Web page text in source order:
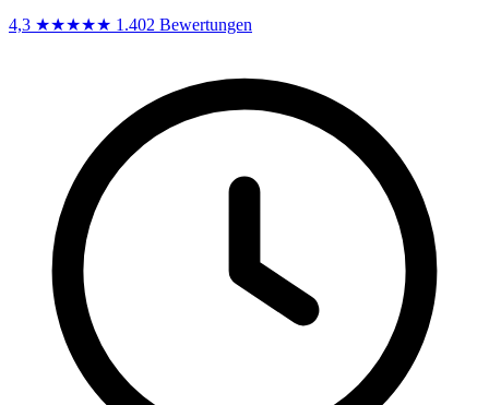
4,3 ★★★★★ 1.402 Bewertungen